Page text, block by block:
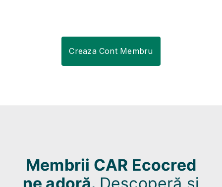
Creaza Cont Membru
Membrii CAR Ecocred